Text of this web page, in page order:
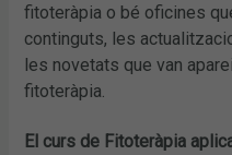
fitoteràpia o bé oficines
continguts, les
les novetats que van
fitoteràpia.
El curs de Fitoteràpia